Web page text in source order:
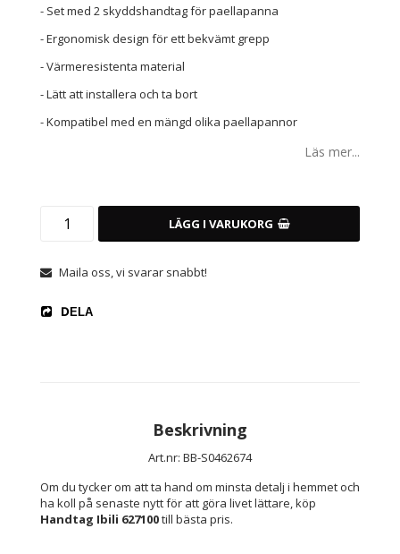
- Set med 2 skyddshandtag för paellapanna
- Ergonomisk design för ett bekvämt grepp
- Värmeresistenta material
- Lätt att installera och ta bort
- Kompatibel med en mängd olika paellapannor
Läs mer...
LÄGG I VARUKORG
Maila oss, vi svarar snabbt!
DELA
Beskrivning
Art.nr: BB-S0462674
Om du tycker om att ta hand om minsta detalj i hemmet och
Handtag Ibili 627100 till bästa pris.